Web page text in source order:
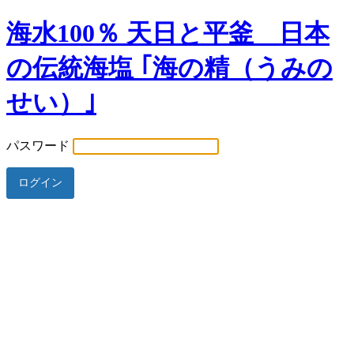
海水100％ 天日と平釜 日本
の伝統海塩 ｢海の精（うみの
せい）｣
パスワード